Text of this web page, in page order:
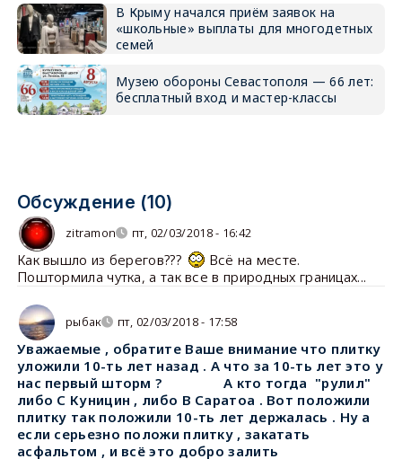
В Крыму начался приём заявок на
«школьные» выплаты для многодетных
семей
Музею обороны Севастополя — 66 лет:
бесплатный вход и мастер-классы
Обсуждение (10)
zitramon пт, 02/03/2018 - 16:42
Как вышло из берегов???
Всё на месте.
Поштормила чутка, а так все в природных границах...
рыбак пт, 02/03/2018 - 17:58
Уважаемые , обратите Ваше внимание что плитку
уложили 10-ть лет назад . А что за 10-ть лет это у
нас первый шторм ? А кто тогда "рулил"
либо С Куницин , либо В Саратоа . Вот положили
плитку так положили 10-ть лет держалась . Ну а
если серьезно положи плитку , закатать
асфальтом , и всё это добро залить